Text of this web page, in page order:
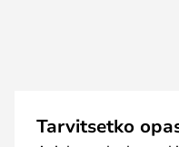
Tarvitsetko